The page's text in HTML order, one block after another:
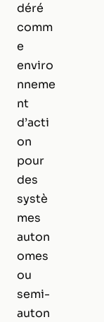
déré
comm
e
enviro
nneme
nt
d’acti
on
pour
des
systè
mes
auton
omes
ou
semi-
auton